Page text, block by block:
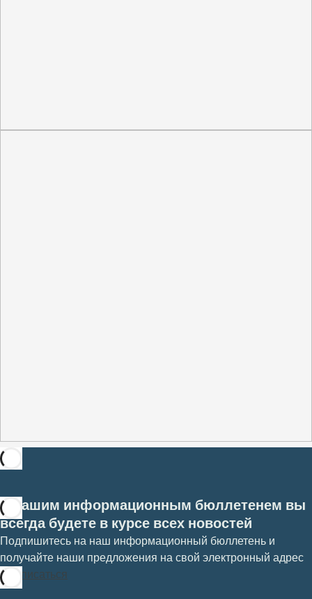
С нашим информационным бюллетенем вы
всегда будете в курсе всех новостей
Подпишитесь на наш информационный бюллетень и
получайте наши предложения на свой электронный адрес
Подписаться